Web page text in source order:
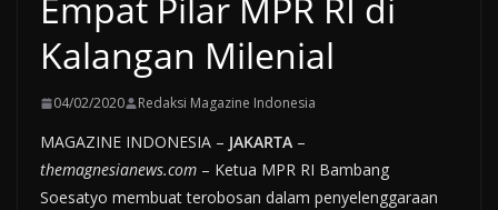
Kalangan Milenial
04/02/2020 Redaksi Magazine Indonesia
MAGAZINE INDONESIA – JAKARTA –
themagnesianews.com – Ketua MPR RI Bambang
Soesatyo membuat terobosan dalam penyelenggaraan